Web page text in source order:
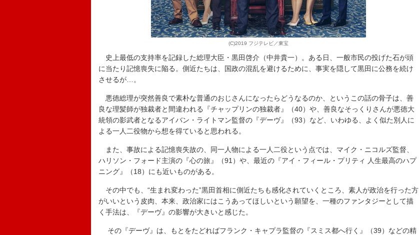
(C)2019 フジテレビ／東宝
史上最低の支持率を記録した総理大臣・黒田啓介（中井貴一）。ある日、一般市民の投げた石が頭
に当たり記憶喪失に陥る。側近たちは、国政の混乱を避けるために、事実を隠して黒田に公務を続け
させるが…。
悪徳総理が突然善良で素朴な普通のおじさんになったらどうなるのか、というこの話の骨子は、善
良な理髪師が独裁者と間違われる『チャップリンの独裁者』（40）や、善良なそっくりさんが悪徳大
統領の影武者となるアイバン・ライトマン監督の『デーヴ』（93）など、いわゆる、よく似た別人に
よる一人二役物から想を得ていると思われる。
また、事故による記憶喪失故の、同一人物による一人二役という点では、マイク・ニコルズ監督、
ハリソン・フォード主演の『心の旅』（91）や、最近の『アイ・フィール・プリティ 人生最高のハプ
ニング』（18）にも近いものがある。
その中でも、“生まれ変わった”黒田首相に側近たちも感化されていくところ、素人が政治を行った方
がいいという皮肉、本来、政治家にはこうあってほしいという願望を、一種のファンタジーとして描
く手法は、『デーヴ』の影響が大きいと感じた。
その『デーヴ』は、もとをたどればフランク・キャプラ監督の『スミス都へ行く』（39）などの精